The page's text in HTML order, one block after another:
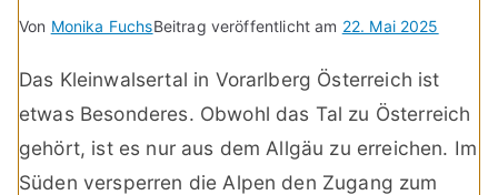
Von Monika FuchsBeitrag veröffentlicht am 22. Mai 2025
Das Kleinwalsertal in Vorarlberg Österreich ist
etwas Besonderes. Obwohl das Tal zu Österreich
gehört, ist es nur aus dem Allgäu zu erreichen. Im
Süden versperren die Alpen den Zugang zum